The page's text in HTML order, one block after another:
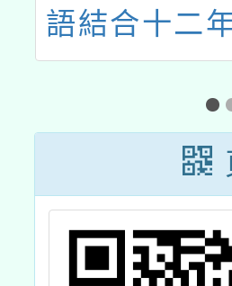
語結合十二
教校訂課程
「112學年
語沉浸式教
優良教案遴
果發表會